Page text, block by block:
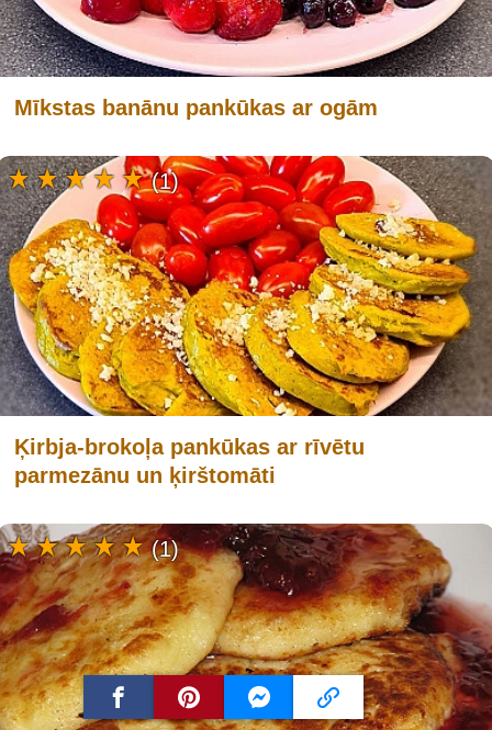
Mīkstas banānu pankūkas ar ogām
Ķirbja-brokoļa pankūkas ar rīvētu
parmezānu un ķirštomāti
(1)
(1)